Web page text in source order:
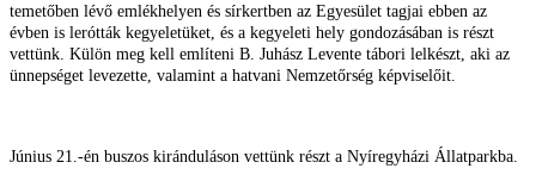
temetőben lévő emlékhelyen és sírkertben az Egyesület tagjai ebben az
évben is lerótták kegyeletüket, és a kegyeleti hely gondozásában is részt
vettünk. Külön meg kell említeni B. Juhász Levente tábori lelkészt, aki az
ünnepséget levezette, valamint a hatvani Nemzetőrség képviselőit.
Június 21.-én buszos kiránduláson vettünk részt a Nyíregyházi Állatparkba.